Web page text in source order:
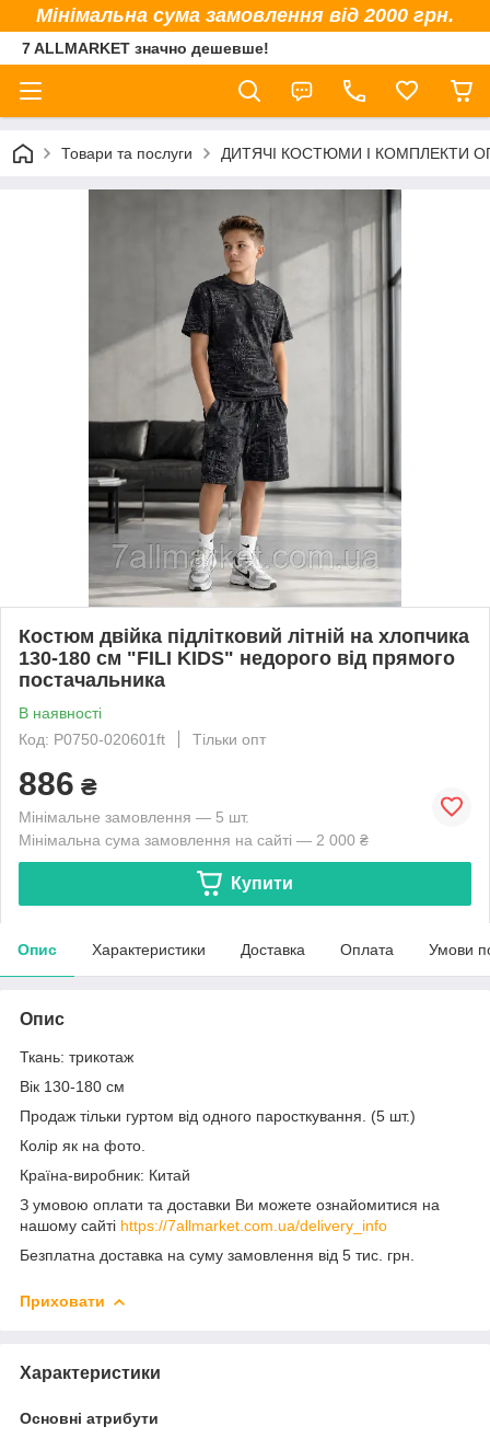
Мінімальна сума замовлення від 2000 грн.
7 ALLMARKET значно дешевше!
Товари та послуги ДИТЯЧІ КОСТЮМИ І КОМПЛЕКТИ
Костюм двійка підлітковий літній на хлопчика
130-180 см "FILI KIDS" недорого від прямого
постачальника
В наявності
Код: P0750-020601ft
Тільки опт
886 ₴
Мінімальне замовлення — 5 шт.
Мінімальна сума замовлення на сайті — 2 000 ₴
Купити
Опис Характеристики Доставка Оплата Умови
Опис
Ткань: трикотаж
Вік 130-180 см
Продаж тільки гуртом від одного паросткування. (5 шт.)
Колір як на фото.
Країна-виробник: Китай
З умовою оплати та доставки Ви можете ознайомитися на
нашому сайті https://7allmarket.com.ua/delivery_info
Безплатна доставка на суму замовлення від 5 тис. грн.
Приховати
Характеристики
Основні атрибути